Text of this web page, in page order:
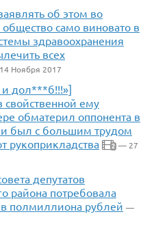
об этом во
само виновато в
здравоохранения
всех
Ноября 2017
и дол***б!!!»]
ему
обматерил оппонента в
был с большим трудом
рукоприкладства
2 — 27
депутатов
района потребовала
полмиллиона рублей —